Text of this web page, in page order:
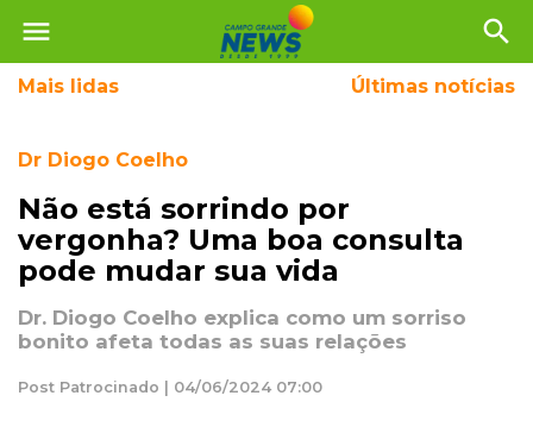
menu search
Mais lidas Últimas notícias
Dr Diogo Coelho
Não está sorrindo por
vergonha? Uma boa consulta
pode mudar sua vida
Dr. Diogo Coelho explica como um sorriso
bonito afeta todas as suas relações
Post Patrocinado | 04/06/2024 07:00